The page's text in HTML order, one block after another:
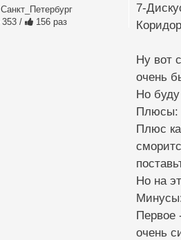
Санкт_Петербург
353 / 156 раз
7-
Ну вот
очень
Но
Плюсы:
Плюс
Но на
Первое
очень